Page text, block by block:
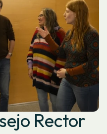
Rector